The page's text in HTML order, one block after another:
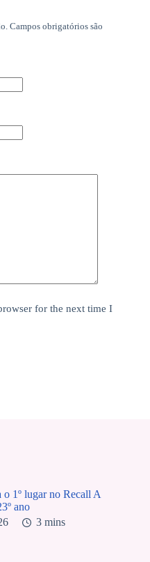
Campos obrigatórios são
for the next time I
o 1º lugar no Recall A
ano
3 mins